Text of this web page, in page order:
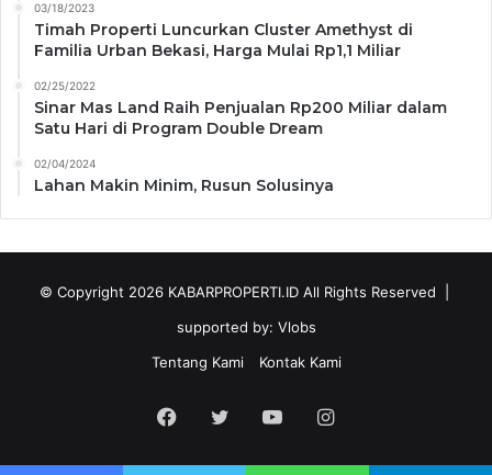
03/18/2023
Timah Properti Luncurkan Cluster Amethyst di
Familia Urban Bekasi, Harga Mulai Rp1,1 Miliar
02/25/2022
Sinar Mas Land Raih Penjualan Rp200 Miliar dalam
Satu Hari di Program Double Dream
02/04/2024
Lahan Makin Minim, Rusun Solusinya
© Copyright 2026 KABARPROPERTI.IDAll Rights Reserved |
supported by: Vlobs
Tentang Kami
Kontak Kami
Facebook
TwitterYouTubeInstagram